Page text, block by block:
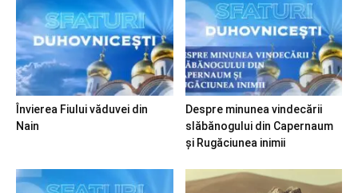
Învierea Fiului văduvei din
Nain
Despre minunea vindecării
slăbănogului din Capernaum
și Rugăciunea inimii